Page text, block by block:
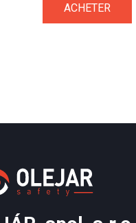
ACHETER